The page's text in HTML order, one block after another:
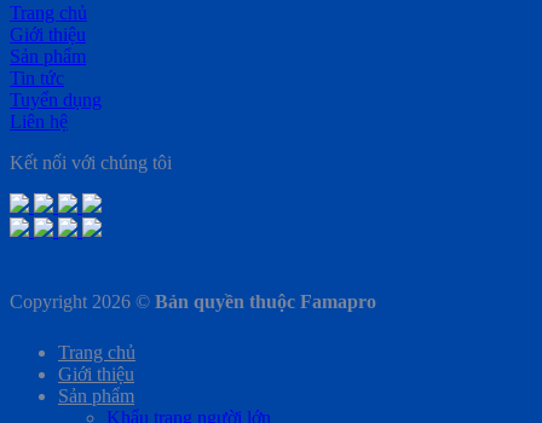
Trang chủ
Giới thiệu
Sản phẩm
Tin tức
Tuyển dụng
Liên hệ
Kết nối với chúng tôi
Copyright 2026 © Bản quyền thuộc Famapro
Trang chủ
Giới thiệu
Sản phẩm
Khẩu trang người lớn